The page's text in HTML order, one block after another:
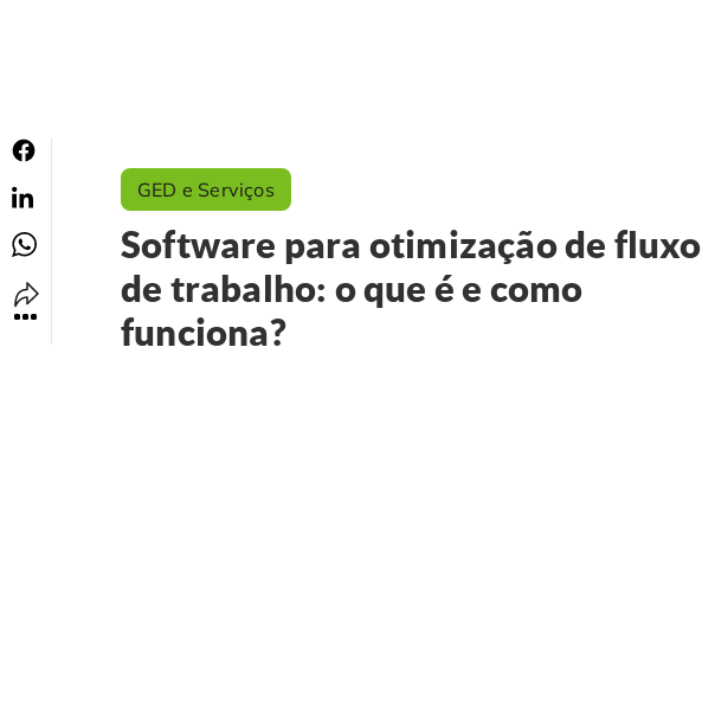
GED e Serviços
Software para otimização de fluxo
de trabalho: o que é e como
funciona?